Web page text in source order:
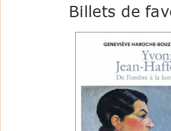
Billets de